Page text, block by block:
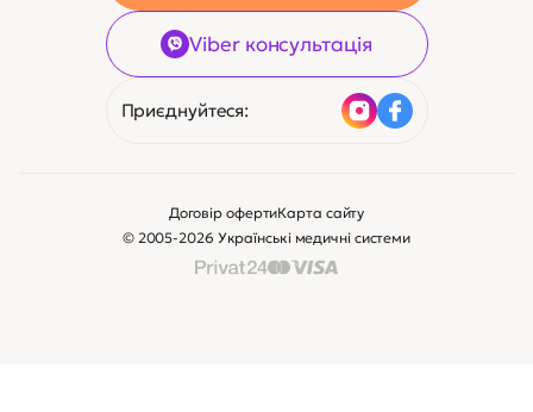
Viber консультація
Приєднуйтеся:
© 2005-2026 Українські медичні системи
Договір офертиКарта сайту